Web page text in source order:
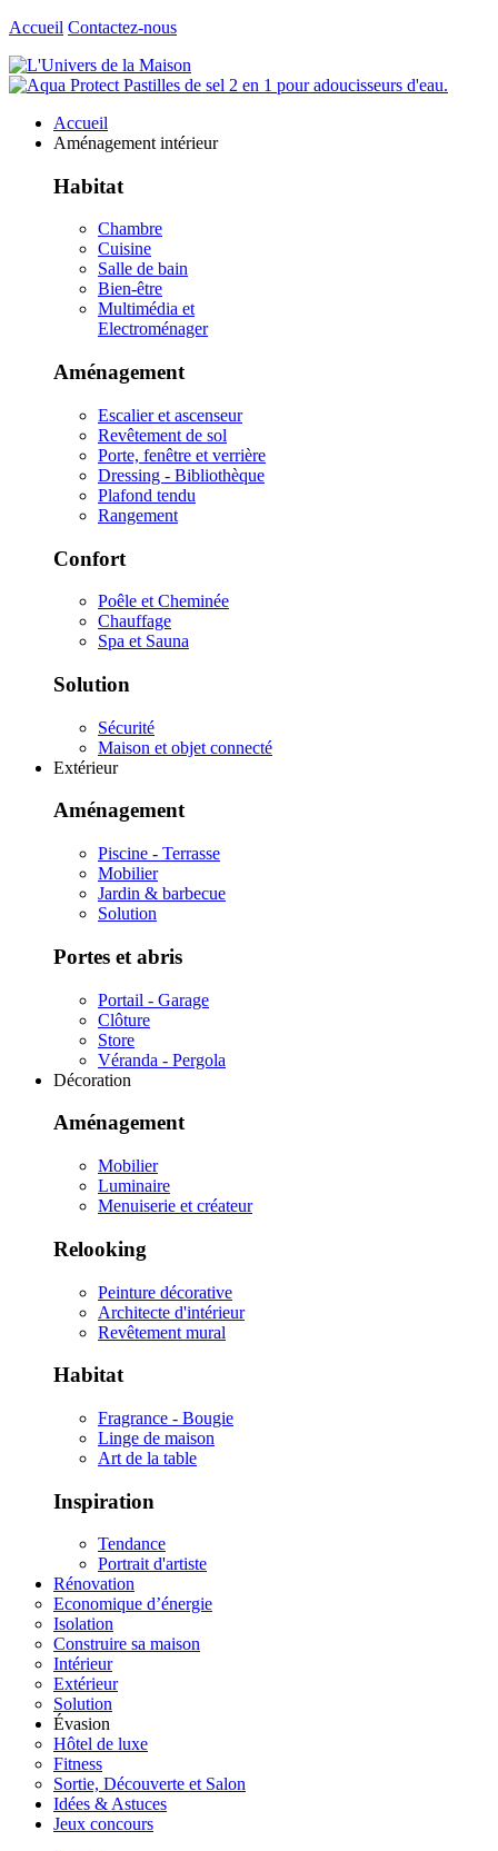
Accueil Contactez-nous
Accueil
Aménagement intérieur
Habitat
Chambre
Cuisine
Salle de bain
Bien-être
Multimédia et
Electroménager
Aménagement
Escalier et ascenseur
Revêtement de sol
Porte, fenêtre et verrière
Dressing - Bibliothèque
Plafond tendu
Rangement
Confort
Poêle et Cheminée
Chauffage
Spa et Sauna
Solution
Sécurité
Maison et objet connecté
Extérieur
Aménagement
Piscine - Terrasse
Mobilier
Jardin & barbecue
Solution
Portes et abris
Portail - Garage
Clôture
Store
Véranda - Pergola
Décoration
Aménagement
Mobilier
Luminaire
Menuiserie et créateur
Relooking
Peinture décorative
Architecte d'intérieur
Revêtement mural
Habitat
Fragrance - Bougie
Linge de maison
Art de la table
Inspiration
Tendance
Portrait d'artiste
Rénovation
Economique d’énergie
Isolation
Construire sa maison
Intérieur
Extérieur
Solution
Évasion
Hôtel de luxe
Fitness
Sortie, Découverte et Salon
Idées & Astuces
Jeux concours